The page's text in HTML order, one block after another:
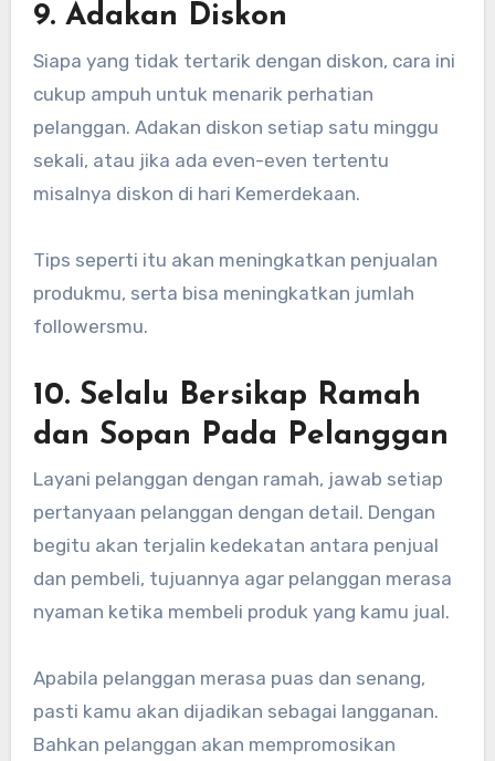
9. Adakan Diskon
Siapa yang tidak tertarik dengan diskon, cara ini
cukup ampuh untuk menarik perhatian
pelanggan. Adakan diskon setiap satu minggu
sekali, atau jika ada even-even tertentu
misalnya diskon di hari Kemerdekaan.
Tips seperti itu akan meningkatkan penjualan
produkmu, serta bisa meningkatkan jumlah
followersmu.
10. Selalu Bersikap Ramah
dan Sopan Pada Pelanggan
Layani pelanggan dengan ramah, jawab setiap
pertanyaan pelanggan dengan detail. Dengan
begitu akan terjalin kedekatan antara penjual
dan pembeli, tujuannya agar pelanggan merasa
nyaman ketika membeli produk yang kamu jual.
Apabila pelanggan merasa puas dan senang,
pasti kamu akan dijadikan sebagai langganan.
Bahkan pelanggan akan mempromosikan